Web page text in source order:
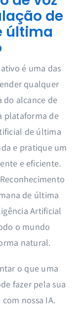
de
última
é uma das
qualquer
do alcance de
plataforma de
de última
e pratique um
e eficiente.
de última
Artificial
o mundo
natural.
o que uma
fazer pela sua
nossa IA.